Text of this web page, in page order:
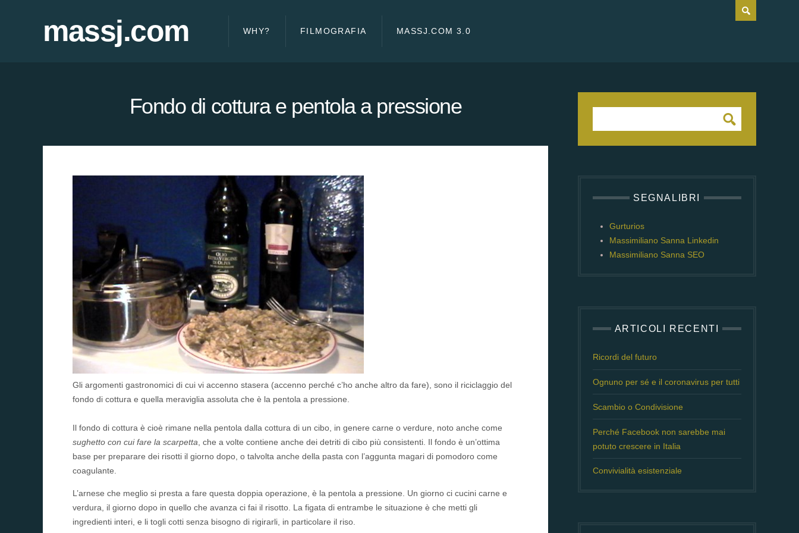
massj.com WHY? FILMOGRAFIA MASSJ.COM 3.0
Fondo di cottura e pentola a pressione
Gli argomenti gastronomici di cui vi accenno stasera (accenno perché c’ho anche altro da fare), sono il riciclaggio del
fondo di cottura e quella meraviglia assoluta che è la pentola a pressione.
Il fondo di cottura è cioè rimane nella pentola dalla cottura di un cibo, in genere carne o verdure, noto anche come
sughetto con cui fare la scarpetta , che a volte contiene anche dei detriti di cibo più consistenti. Il fondo è un’ottima
base per preparare dei risotti il giorno dopo, o talvolta anche della pasta con l’aggunta magari di pomodoro come
coagulante.
L’arnese che meglio si presta a fare questa doppia operazione, è la pentola a pressione. Un giorno ci cucini carne e
verdura, il giorno dopo in quello che avanza ci fai il risotto. La figata di entrambe le situazione è che metti gli
ingredienti interi, e li togli cotti senza bisogno di rigirarli, in particolare il riso.
SEGNALIBRI
Gurturios
Massimiliano Sanna Linkedin
Massimiliano Sanna SEO
ARTICOLI RECENTI
Ricordi del futuro
Ognuno per sé e il coronavirus per tutti
Scambio o Condivisione
Perché Facebook non sarebbe mai
potuto crescere in Italia
Convivialità esistenziale